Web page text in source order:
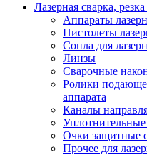
Лазерная сварка,
Аппараты
Пистолеты
Сопла для
Линзы
Сварочные
Ролики
аппарата
Каналы
Уплотнительные
Очки защитные
Прочее для